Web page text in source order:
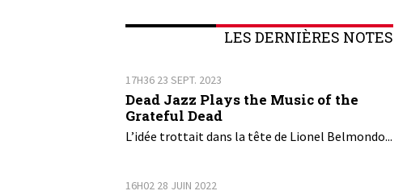
LES DERNIÈRES NOTES
17H36 23 SEPT. 2023
Dead Jazz Plays the Music of the
Grateful Dead
L’idée trottait dans la tête de Lionel Belmondo...
16H02 28 JUIN 2022